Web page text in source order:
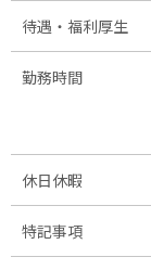
待遇・福利厚生
勤務時間
休日休暇
特記事項